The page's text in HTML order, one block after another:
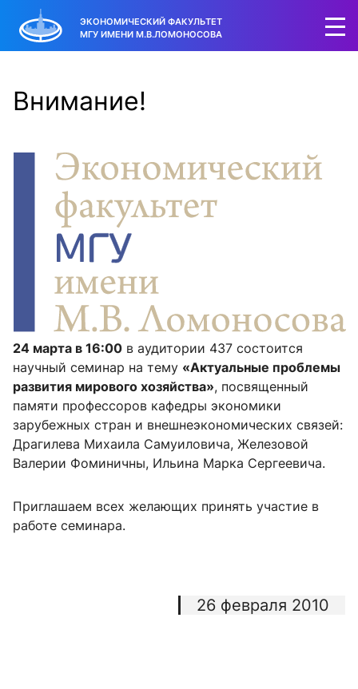
ЭКОНОМИЧЕСКИЙ ФАКУЛЬТЕТ
МГУ ИМЕНИ М.В.ЛОМОНОСОВА
Внимание!
24 марта в 16:00 в аудитории 437 состоится
научный семинар на тему «Актуальные проблемы
развития мирового хозяйства», посвященный
памяти профессоров кафедры экономики
зарубежных стран и внешнеэкономических связей:
Драгилева Михаила Самуиловича, Железовой
Валерии Фоминичны, Ильина Марка Сергеевича.
Приглашаем всех желающих принять участие в
работе семинара.
26 февраля 2010